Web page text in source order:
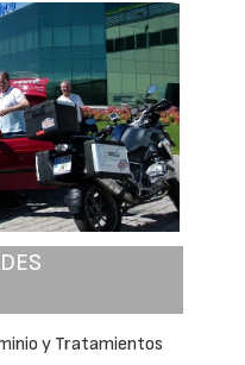
y Tratamientos